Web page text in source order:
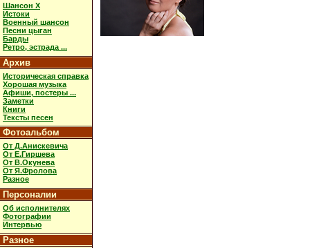
Шансон X
Истоки
Военный шансон
Песни цыган
Барды
Ретро, эстрада ...
Архив
Историческая справка
Хорошая музыка
Афиши, постеры ...
Заметки
Книги
Тексты песен
Фотоальбом
От Д.Анискевича
От Е.Гиршева
От В.Окунева
От Я.Фролова
Разное
Персоналии
Об исполнителях
Фотографии
Интервью
Разное